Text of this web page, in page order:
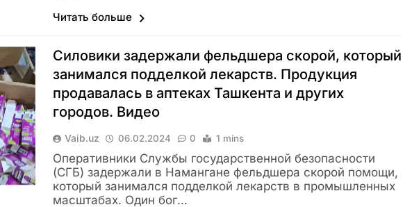
Читать больше
Силовики задержали фельдшера скорой, который
занимался подделкой лекарств. Продукция
продавалась в аптеках Ташкента и других
городов. Видео
Vaib.uz 06.02.2024 0 1 mins
Оперативники Службы государственной безопасности
(СГБ) задержали в Намангане фельдшера скорой помощи,
который занимался подделкой лекарств в промышленных
масштабах. Один бог…